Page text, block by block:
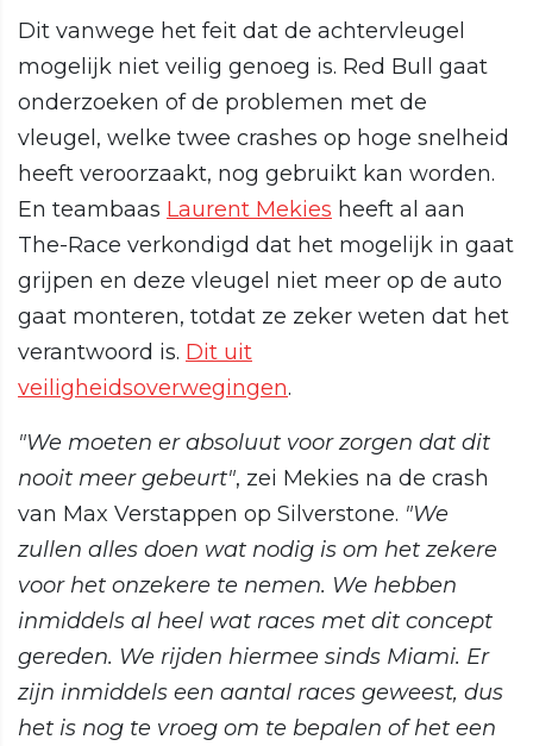
Dit vanwege het feit dat de achtervleugel
mogelijk niet veilig genoeg is. Red Bull gaat
onderzoeken of de problemen met de
vleugel, welke twee crashes op hoge snelheid
heeft veroorzaakt, nog gebruikt kan worden.
En teambaas Laurent Mekies heeft al aan
The-Race verkondigd dat het mogelijk in gaat
grijpen en deze vleugel niet meer op de auto
gaat monteren, totdat ze zeker weten dat het
verantwoord is. Dit uit
veiligheidsoverwegingen.
"We moeten er absoluut voor zorgen dat dit
nooit meer gebeurt", zei Mekies na de crash
van Max Verstappen op Silverstone. "We
zullen alles doen wat nodig is om het zekere
voor het onzekere te nemen. We hebben
inmiddels al heel wat races met dit concept
gereden. We rijden hiermee sinds Miami. Er
zijn inmiddels een aantal races geweest, dus
het is nog te vroeg om te bepalen of het een